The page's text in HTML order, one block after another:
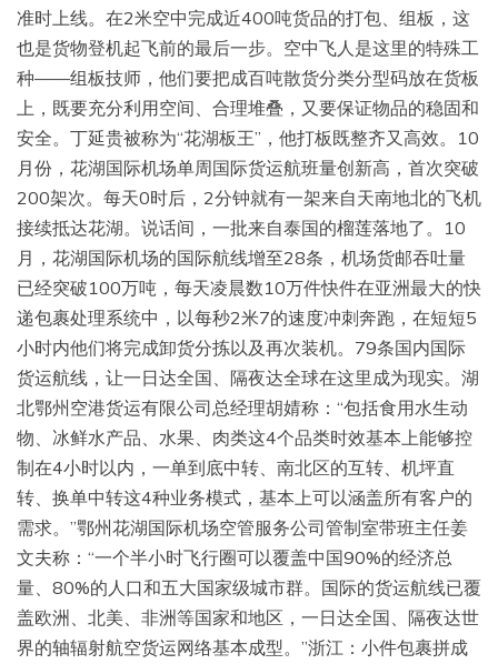
准时上线。在2米空中完成近400吨货品的打包、组板，这
也是货物登机起飞前的最后一步。空中飞人是这里的特殊工
种——组板技师，他们要把成百吨散货分类分型码放在货板
上，既要充分利用空间、合理堆叠，又要保证物品的稳固和
安全。丁延贵被称为“花湖板王”，他打板既整齐又高效。10
月份，花湖国际机场单周国际货运航班量创新高，首次突破
200架次。每天0时后，2分钟就有一架来自天南地北的飞机
接续抵达花湖。说话间，一批来自泰国的榴莲落地了。10
月，花湖国际机场的国际航线增至28条，机场货邮吞吐量
已经突破100万吨，每天凌晨数10万件快件在亚洲最大的快
递包裹处理系统中，以每秒2米7的速度冲刺奔跑，在短短5
小时内他们将完成卸货分拣以及再次装机。79条国内国际
货运航线，让一日达全国、隔夜达全球在这里成为现实。湖
北鄂州空港货运有限公司总经理胡婧称：“包括食用水生动
物、冰鲜水产品、水果、肉类这4个品类时效基本上能够控
制在4小时以内，一单到底中转、南北区的互转、机坪直
转、换单中转这4种业务模式，基本上可以涵盖所有客户的
需求。”鄂州花湖国际机场空管服务公司管制室带班主任姜
文夫称：“一个半小时飞行圈可以覆盖中国90%的经济总
量、80%的人口和五大国家级城市群。国际的货运航线已覆
盖欧洲、北美、非洲等国家和地区，一日达全国、隔夜达世
界的轴辐射航空货运网络基本成型。”浙江：小件包裹拼成